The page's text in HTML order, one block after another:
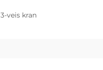
3-veis kran